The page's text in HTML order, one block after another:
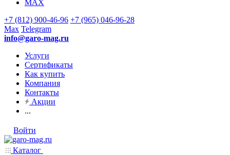
MAX
+7 (812) 900-46-96 +7 (965) 046-96-28
Max Telegram
info@garo-mag.ru
Услуги
Сертификаты
Как купить
Компания
Контакты
Акции
...
Войти
Каталог